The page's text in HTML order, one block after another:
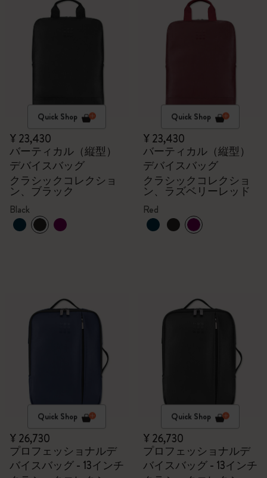
Quick Shop
¥ 23,430
バーティカル（縦型）
デバイスバッグ
クラシックコレクショ
ン、ブラック
Black
Quick Shop
¥ 23,430
バーティカル（縦型）
デバイスバッグ
クラシックコレクショ
ン、ラズベリーレッド
Red
Quick Shop
¥ 26,730
プロフェッショナルデ
バイスバッグ - 13インチ
Quick Shop
¥ 26,730
プロフェッショナルデ
バイスバッグ - 13インチ